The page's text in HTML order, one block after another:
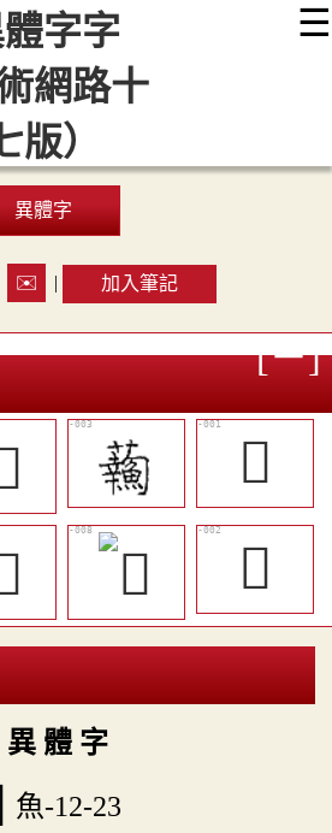
☰
編輯說明
站導覽
異體字
✉️ | 加入筆記
𩼥
𩽘
異 體 字
魚-12-23